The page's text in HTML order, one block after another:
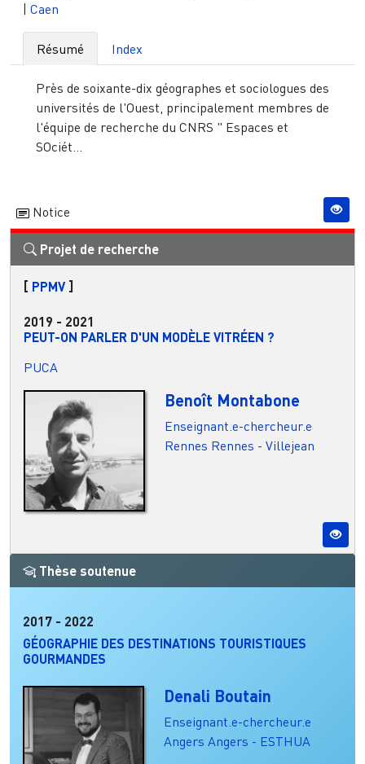
Caen
Résumé Index
Près de soixante-dix géographes et sociologues des
universités de l'Ouest, principalement membres de
l'équipe de recherche du CNRS " Espaces et
SOciét...
Notice
Projet de recherche
[ PPMV]
2019 - 2021
PEUT-ON PARLER D'UN MODÈLE VITRÉEN ?
PUCA
Benoît Montabone
Enseignant.e-chercheur.e
Rennes Rennes - Villejean
Thèse soutenue
2017 - 2022
GÉOGRAPHIE DES DESTINATIONS TOURISTIQUES
GOURMANDES
Denali Boutain
Enseignant.e-chercheur.e
Angers Angers - ESTHUA